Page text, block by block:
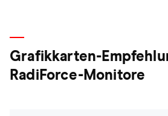
Grafikkarten-
RadiForce-Monitore